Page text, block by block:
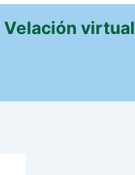
Velación virtual